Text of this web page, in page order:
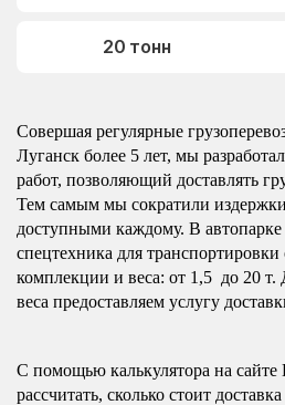
20 тонн
Совершая регулярные
Луганск более 5 лет, мы
работ, позволяющий доставлять
Тем самым мы сократили
доступными каждому. В
спецтехника для транспортировки
комплекции и веса: от 1,5 до 20 т.
веса предоставляем услугу
С помощью калькулятора на
рассчитать, сколько стоит